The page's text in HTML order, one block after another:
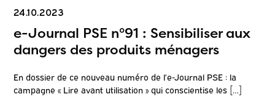
24.10.2023
e-Journal PSE n°91 : Sensibiliser aux
dangers des produits ménagers
En dossier de ce nouveau numéro de l’e-Journal PSE : la
campagne « Lire avant utilisation » qui conscientise les […]